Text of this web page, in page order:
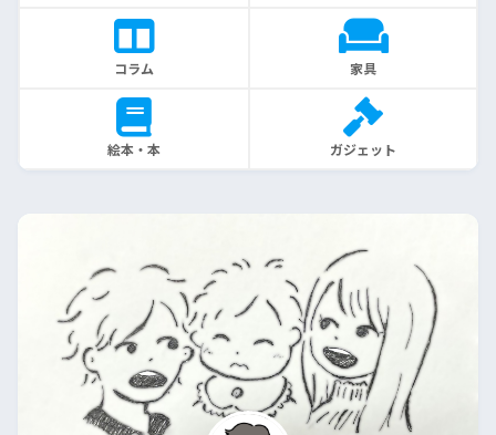
コラム 家具
絵本・本 ガジェット